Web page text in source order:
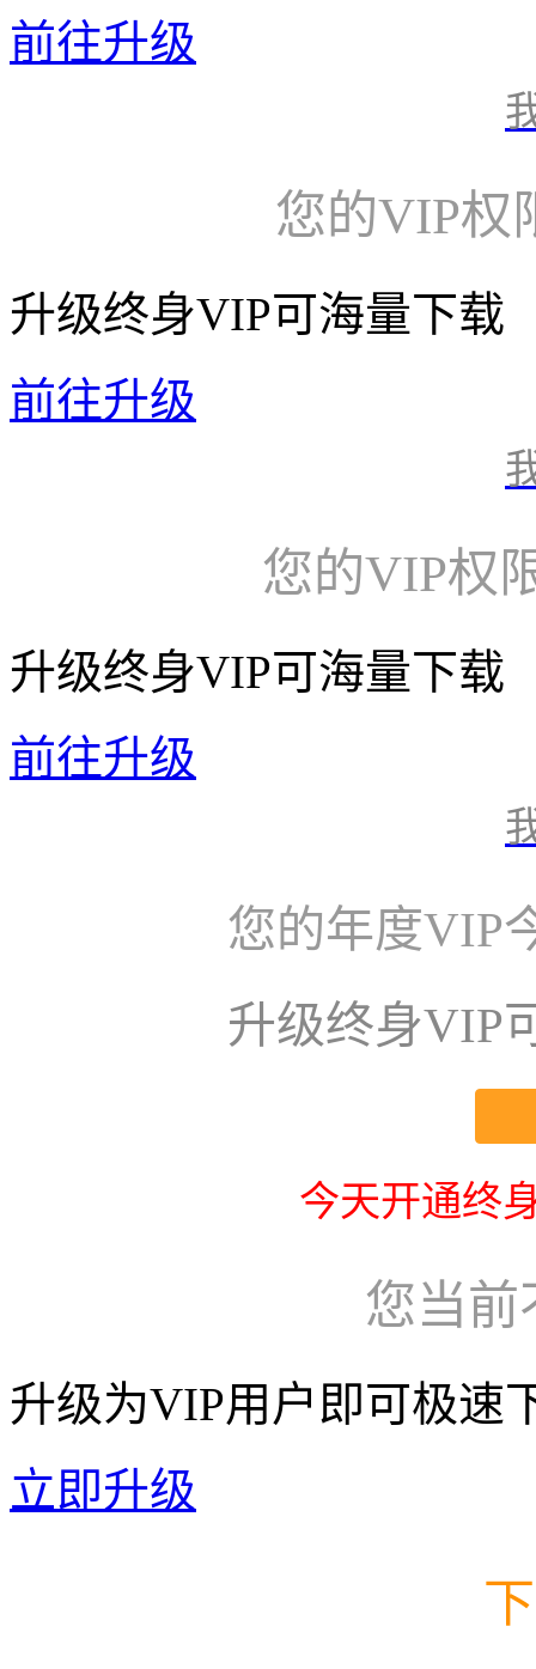
前往升级
您的VIP权
升级终身VIP可海量下载
前往升级
您的VIP权
升级终身VIP可海量下载
前往升级
您的年度VIP
升级终身VIP
今天开通终
您当前
升级为VIP用户即可极速
立即升级